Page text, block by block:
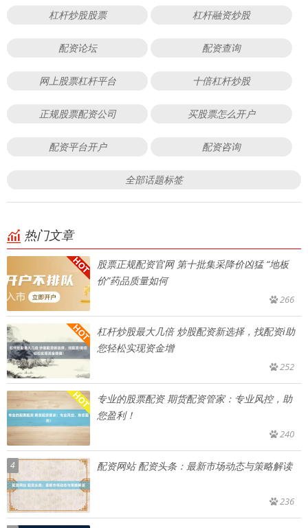
杠杆炒股股票 杠杆融资炒股
配资论坛 配资查询
网上股票杠杆平台 十倍杠杆炒股
正规股票配资公司 买股票怎么开户
配资平台开户 配资咨询
全部话题标签
热门文章
股票正规配资官网 第十批集采降价凶猛 “地板
价”药品质量如何
266
杠杆炒股最大几倍 炒股配资新选择，找配资i助
您轻松实现资金增
252
专业的股票配资 期货配资管家：专业风控，助
您盈利！
240
4 配资网站 配资头条：最新市场动态与策略解读
236